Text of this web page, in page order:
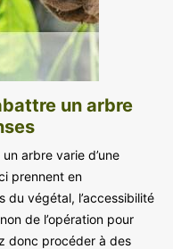
un arbre
arbre varie d’une
prennent en
du végétal, l’accessibilité
de l’opération pour
donc procéder à des